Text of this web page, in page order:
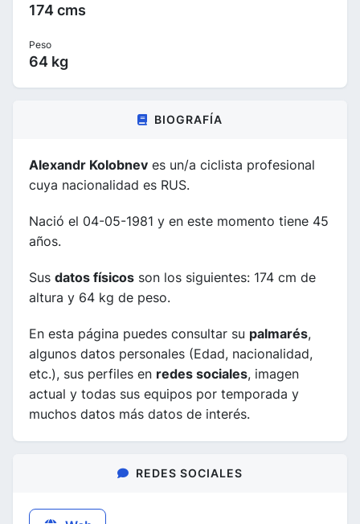
174 cms
Peso
64 kg
BIOGRAFÍA
Alexandr Kolobnev es un/a ciclista profesional
cuya nacionalidad es RUS.
Nació el 04-05-1981 y en este momento tiene 45
años.
Sus datos físicos son los siguientes: 174 cm de
altura y 64 kg de peso.
En esta página puedes consultar su palmarés,
algunos datos personales (Edad, nacionalidad,
etc.), sus perfiles en redes sociales, imagen
actual y todas sus equipos por temporada y
muchos datos más datos de interés.
REDES SOCIALES